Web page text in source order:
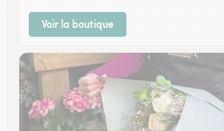
Voir la boutique